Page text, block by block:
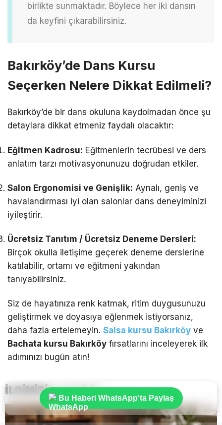
birlikte sunmaktadır. Böylece her iki dansın
da keyfini çıkarabilirsiniz.
Bakırköy’de Dans Kursu
Seçerken Nelere Dikkat Edilmeli?
Bakırköy’de bir dans okuluna kaydolmadan önce şu
detaylara dikkat etmeniz faydalı olacaktır:
Eğitmen Kadrosu: Eğitmenlerin tecrübesi ve ders
anlatım tarzı motivasyonunuzu doğrudan etkiler.
Salon Ergonomisi ve Genişlik: Aynalı, geniş ve
havalandırması iyi olan salonlar dans deneyiminizi
iyileştirir.
Ücretsiz Tanıtım / Ücretsiz Deneme Dersleri:
Birçok okulla iletişime geçerek deneme derslerine
katılabilir, ortamı ve eğitmeni yakından
tanıyabilirsiniz.
Siz de hayatınıza renk katmak, ritim duygusunuzu
geliştirmek ve doyasıya eğlenmek istiyorsanız,
daha fazla ertelemeyin. Salsa kursu Bakırköy ve
Bachata kursu Bakırköy fırsatlarını inceleyerek ilk
adımınızı bugün atın!
İLGİNİZİÇEKEBİLİR
Bu Haberi WhatsApp'ta Paylaş